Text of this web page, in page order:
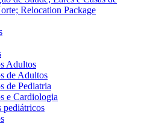
Relocation Package
Adultos
de Adultos
de Pediatria
e Cardiologia
pediátricos